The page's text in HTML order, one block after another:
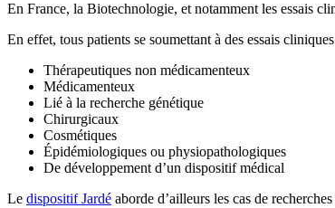
En France, la Biotechnologie, et notamment les essais
En effet, tous patients se soumettant à des essais
Thérapeutiques non médicamenteux
Médicamenteux
Lié à la recherche génétique
Chirurgicaux
Cosmétiques
Épidémiologiques ou physiopathologiques
De développement d’un dispositif médical
Le dispositif Jardé aborde d’ailleurs les cas de